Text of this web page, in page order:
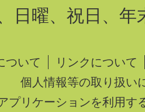
日曜、祝日、年
ついて
リンクについて
個人情報等の取り扱い
プリケーションを利用す